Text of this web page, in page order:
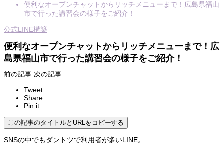
便利なオープンチャットからリッチメニューまで！広島県福山
市で行った講習会の様子をご紹介！
公式LINE構築
便利なオープンチャットからリッチメニューまで！広
島県福山市で行った講習会の様子をご紹介！
前の記事 次の記事
Tweet
Share
Pin it
この記事のタイトルとURLをコピーする
SNSの中でもダントツで利用者が多いLINE。